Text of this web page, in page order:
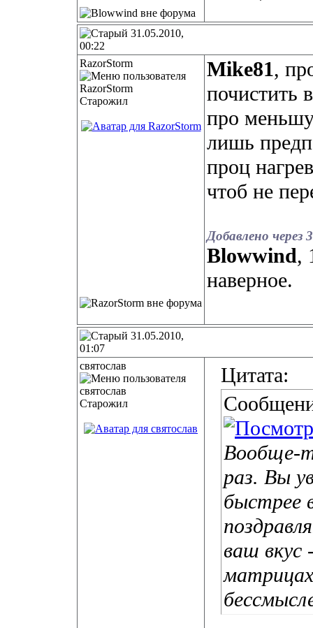
31.05.2010,
00:22
RazorStorm
Старожил
Mike81,
почистить
про
лишь
проц
чтоб не
Добавлено через
Blowwind,
наверное.
31.05.2010,
01:07
святослав
Старожил
Цитата:
Вообще-
раз. Вы
быстрее
ваш вкус